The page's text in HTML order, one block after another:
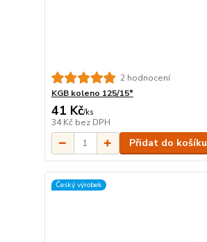
2 hodnocení
KGB koleno 125/15°
41 Kč/ks
34 Kč bez DPH
Přidat do košíku
Český výrobek